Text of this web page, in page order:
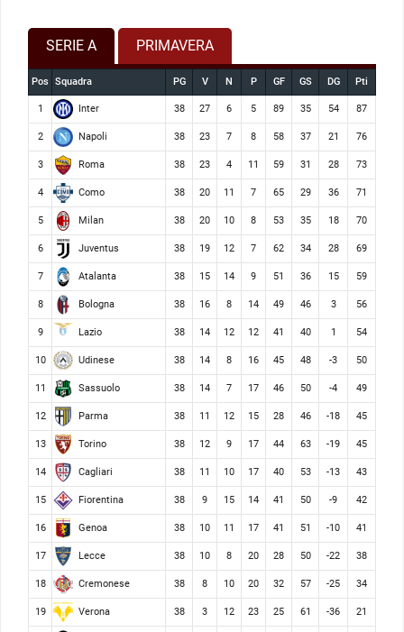
SERIE A PRIMAVERA
Pos Squadra PG V N P GF GS DG Pti
1 Inter 38 27 6 5 89 35 54 87
2 Napoli 38 23 7 8 58 37 21 76
3 Roma 38 23 4 11 59 31 28 73
4 Como 38 20 11 7 65 29 36 71
5 Milan 38 20 10 8 53 35 18 70
6 Juventus 38 19 12 7 62 34 28 69
7 Atalanta 38 15 14 9 51 36 15 59
8 Bologna 38 16 8 14 49 46 3 56
9 Lazio 38 14 12 12 41 40 1 54
10 Udinese 38 14 8 16 45 48 -3 50
11 Sassuolo 38 14 7 17 46 50 -4 49
12 Parma 38 11 12 15 28 46 -18 45
13 Torino 38 12 9 17 44 63 -19 45
14 Cagliari 38 11 10 17 40 53 -13 43
15 Fiorentina 38 9 15 14 41 50 -9 42
16 Genoa 38 10 11 17 41 51 -10 41
17 Lecce 38 10 8 20 28 50 -22 38
18 Cremonese 38 8 10 20 32 57 -25 34
19 Verona 38 3 12 23 25 61 -36 21